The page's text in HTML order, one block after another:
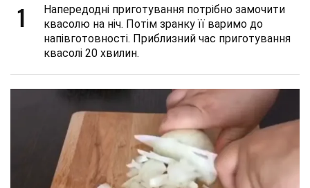
1
Напередодні приготування потрібно замочити
квасолю на ніч. Потім зранку її варимо до
напівготовності. Приблизний час приготування
квасолі 20 хвилин.